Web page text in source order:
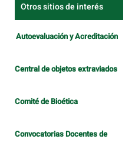
Otros sitios de interés
Autoevaluación y Acreditación
Central de objetos extraviados
Comité de Bioética
Convocatorias Docentes de